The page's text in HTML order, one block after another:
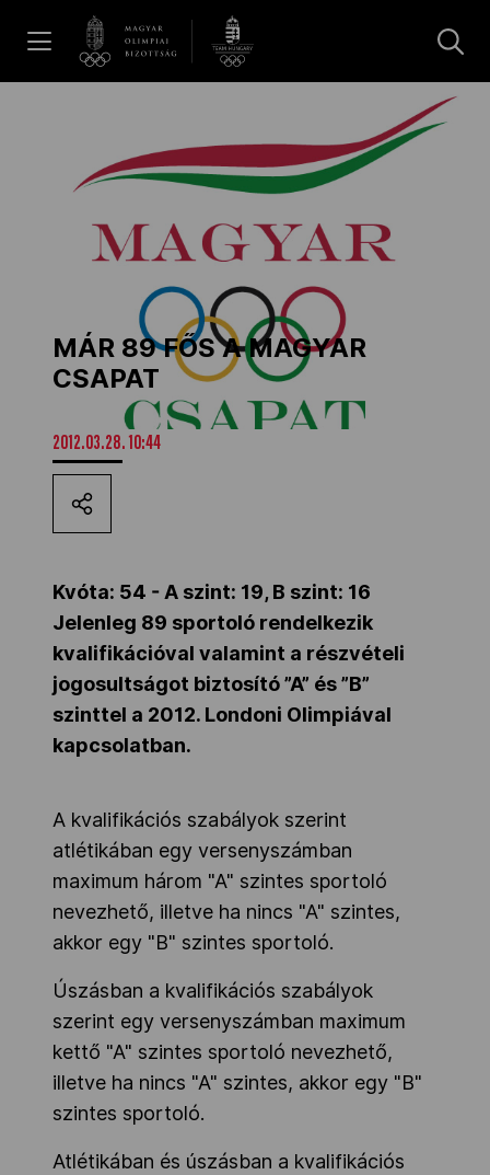
Dakar 2026
Los Angeles 2028
MOB
Kettőskarrier-program
NOB
Társszervezetek
Adatbank
MÁR 89 FŐS A MAGYAR
CSAPAT
2012.03.28. 10:44
Kvóta: 54 - A szint: 19, B szint: 16
Jelenleg 89 sportoló rendelkezik
kvalifikációval valamint a részvételi
jogosultságot biztosító ”A” és ”B”
szinttel a 2012. Londoni Olimpiával
kapcsolatban.
A kvalifikációs szabályok szerint
atlétikában egy versenyszámban
maximum három "A" szintes sportoló
nevezhető, illetve ha nincs "A" szintes,
akkor egy "B" szintes sportoló.
Úszásban a kvalifikációs szabályok
szerint egy versenyszámban maximum
kettő "A" szintes sportoló nevezhető,
illetve ha nincs "A" szintes, akkor egy "B"
szintes sportoló.
Atlétikában és úszásban a kvalifikációs